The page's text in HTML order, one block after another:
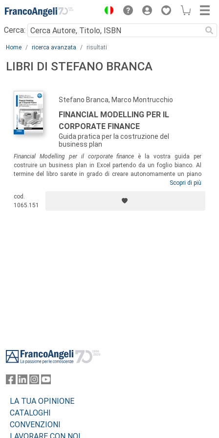
Menu
Cerca:
Main content
Home ricerca avanzata risultati
LIBRI DI STEFANO BRANCA
Stefano Branca, Marco Montrucchio
FINANCIAL MODELLING PER IL
CORPORATE FINANCE
Guida pratica per la costruzione del
business plan
Financial Modelling per il corporate finance è la vostra guida per
costruire un business plan in Excel partendo da un foglio bianco. Al
termine del libro sarete in grado di creare autonomamente un piano
economico-finanziario e di sviluppare analisi di sensitività utilizzando
manager dell’area finanza e i giovani studenti che si affacciano al
mondo del corporate finance e che hanno la necessità di imparare
Scopri di più
cod.
1065.151
LA TUA OPINIONE
CATALOGHI
CONVENZIONI